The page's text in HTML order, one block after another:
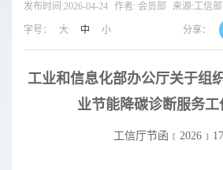
发布时间:2026-04-24 作者: 会员部 来源:工信部
字号： 大 中 小 分享：
工业和信息化部办公厅关于组
业节能降碳诊断服务工
工信厅节函